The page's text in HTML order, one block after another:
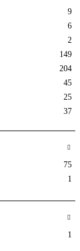
7
6
4
2
2
7
3
17
52
2
9
6
2
149
204
45
25
37
75
1
1